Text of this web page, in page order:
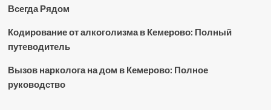
Всегда Рядом
Кодирование от алкоголизма в Кемерово: Полный
путеводитель
Вызов нарколога на дом в Кемерово: Полное
руководство